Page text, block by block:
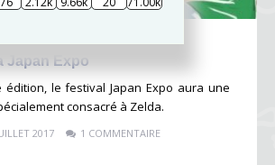
sa Master Class Zelda
Japan Expo
édition, le festival Japan Expo aura une
consacré à Zelda.
2017 1 COMMENTAIRE